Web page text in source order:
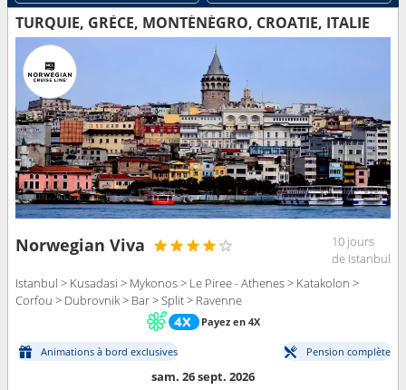
Mois de départ
Ports
Rechercher
TURQUIE, GRÈCE, MONTÉNÉGRO, CROATIE, ITALIE
Norwegian Viva
10 jours
de Istanbul
Istanbul > Kusadasi > Mykonos > Le Piree - Athenes > Katakolon >
Corfou > Dubrovnik > Bar > Split > Ravenne
Payez en 4X
Animations à bord exclusives Pension complète
sam. 26 sept. 2026